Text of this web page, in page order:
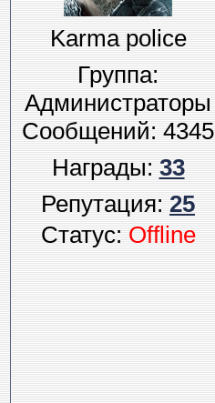
Karma police
Группа:
Администраторы
Сообщений:4345
Награды:33
Репутация:25
Статус:Offline